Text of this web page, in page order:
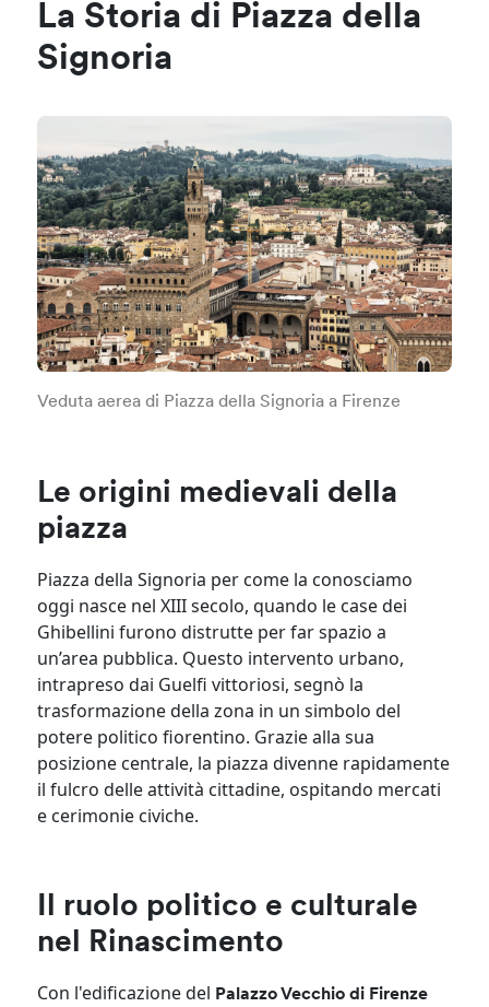
La Storia di Piazza della
Signoria
Veduta aerea di Piazza della Signoria a Firenze
Le origini medievali della
piazza
Piazza della Signoria per come la conosciamo
oggi nasce nel XIII secolo, quando le case dei
Ghibellini furono distrutte per far spazio a
un’area pubblica. Questo intervento urbano,
intrapreso dai Guelfi vittoriosi, segnò la
trasformazione della zona in un simbolo del
potere politico fiorentino. Grazie alla sua
posizione centrale, la piazza divenne rapidamente
il fulcro delle attività cittadine, ospitando mercati
e cerimonie civiche.
Il ruolo politico e culturale
nel Rinascimento
Con l'edificazione del Palazzo Vecchio di Firenze